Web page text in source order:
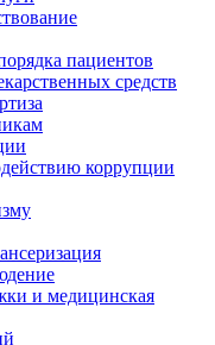
пациентов
средств
коррупции
и медицинская